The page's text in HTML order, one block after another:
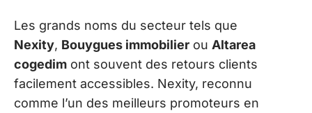
Les grands noms du secteur tels que
Nexity, Bouygues immobilier ou Altarea
cogedim ont souvent des retours clients
facilement accessibles. Nexity, reconnu
comme l’un des meilleurs promoteurs en